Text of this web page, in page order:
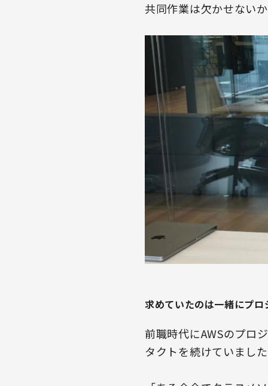
共同作業は欠かせない
求めていたのは一緒にプ
前職時代にAWSのプロ
タクトを続けていまし